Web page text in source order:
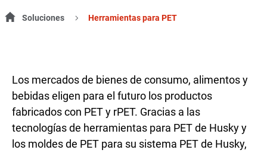
Soluciones Herramientas para PET
Los mercados de bienes de consumo, alimentos y
bebidas eligen para el futuro los productos
fabricados con PET y rPET. Gracias a las
tecnologías de herramientas para PET de Husky y
los moldes de PET para su sistema PET de Husky,